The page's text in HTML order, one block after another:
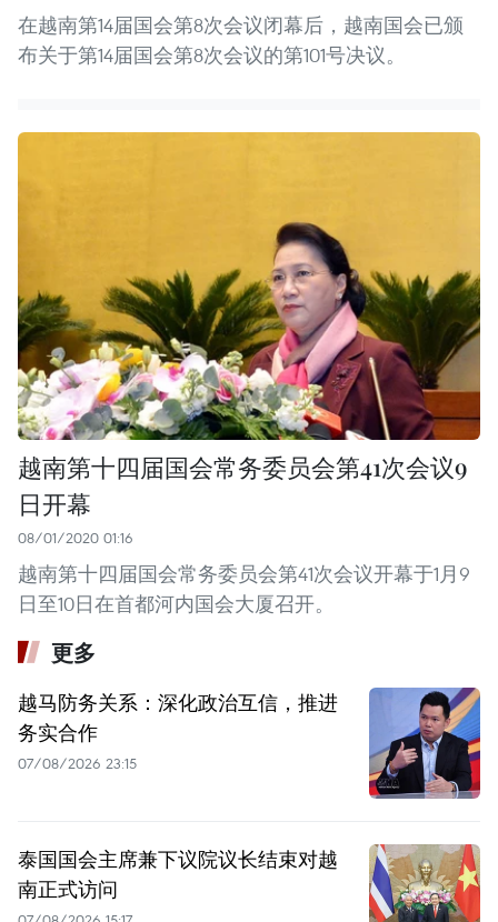
在越南第14届国会第8次会议闭幕后，越南国会已颁
布关于第14届国会第8次会议的第101号决议。 ​
越南第十四届国会常务委员会第41次会议9
日开幕
08/01/2020 01:16
越南第十四届国会常务委员会第41次会议开幕于1月9
日至10日在首都河内国会大厦召开。
更多
越马防务关系：深化政治互信，推进
务实合作
07/08/2026 23:15
泰国国会主席兼下议院议长结束对越
南正式访问